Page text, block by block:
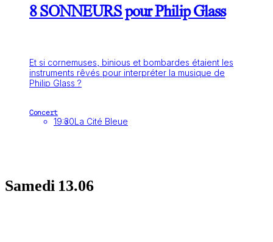
8 SONNEURS pour Philip Glass
Et si cornemuses, binious et bombardes étaient les
instruments rêvés pour interpréter la musique de
Philip Glass ?
Concert
19:30La Cité Bleue
13.06
Samedi